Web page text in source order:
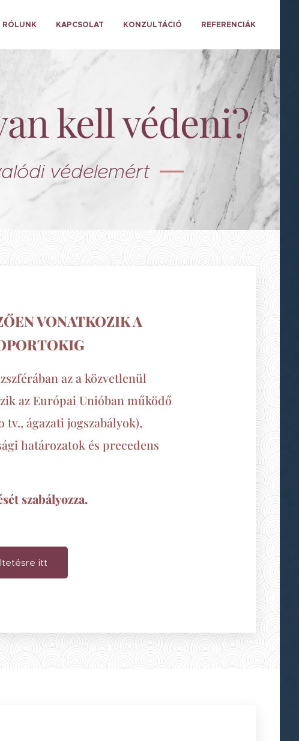
RÓLUNK KAPCSOLAT KONZULTÁCIÓ REFERENCIÁK
kell védeni?
védelemért
VONATKOZIK A
az a közvetlenül
az Európai Unióban működő
tv., ágazati jogszabályok),
határozatok és precedens
szabályozza.
itt